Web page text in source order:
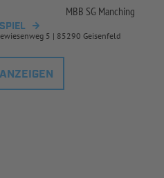
MBB SG Manching
5 | 85290 Geisenfeld